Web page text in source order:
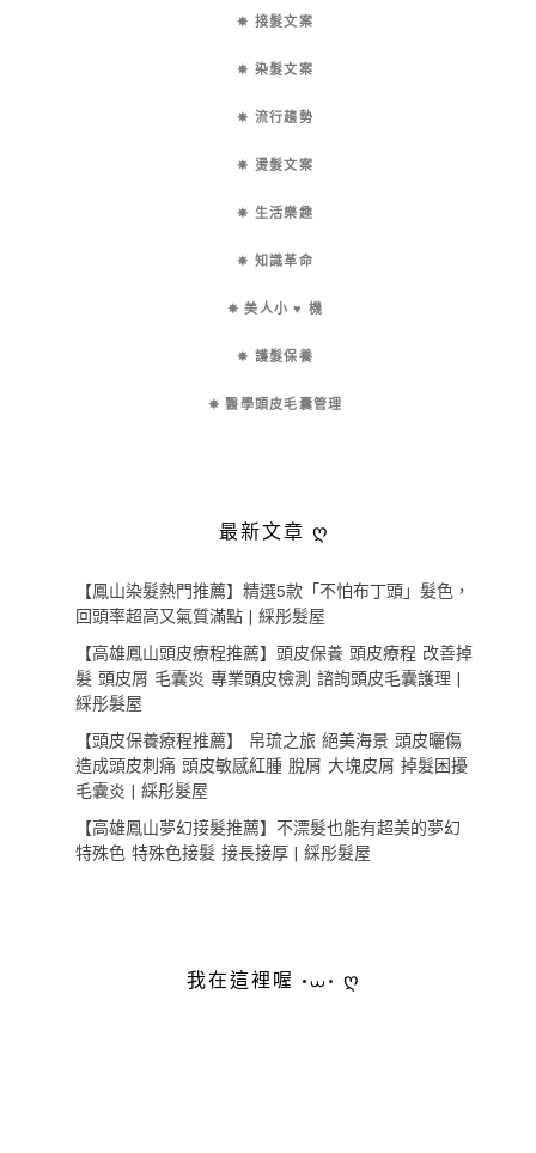
✵ 接髮文案
✵ 染髮文案
✵ 流行趨勢
✵ 燙髮文案
✵ 生活樂趣
✵ 知識革命
✵ 美人小 ♥ 機
✵ 護髮保養
✵ 醫學頭皮毛囊管理
最新文章 ღ
【鳳山染髮熱門推薦】精選5款「不怕布丁頭」髮色，
回頭率超高又氣質滿點 | 綵彤髮屋
【高雄鳳山頭皮療程推薦】頭皮保養 頭皮療程 改善掉
髮 頭皮屑 毛囊炎 專業頭皮檢測 諮詢頭皮毛囊護理 |
綵彤髮屋
【頭皮保養療程推薦】 帛琉之旅 絕美海景 頭皮曬傷
造成頭皮刺痛 頭皮敏感紅腫 脫屑 大塊皮屑 掉髮困擾
毛囊炎 | 綵彤髮屋
【高雄鳳山夢幻接髮推薦】不漂髮也能有超美的夢幻
特殊色 特殊色接髮 接長接厚 | 綵彤髮屋
我在這裡喔 •⩊• ღ